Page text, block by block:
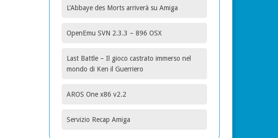
L’Abbaye des Morts arriverà su Amiga
OpenEmu SVN 2.3.3 – 896 OSX
Last Battle – Il gioco castrato immerso nel
mondo di Ken il Guerriero
AROS One x86 v2.2
Servizio Recap Amiga